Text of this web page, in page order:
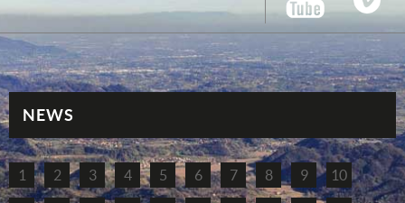
NEWS
1 2 3 4 5 6 7 8 9 10